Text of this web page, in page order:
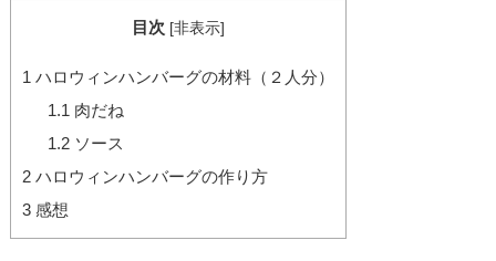
目次 [非表示]
1 ハロウィンハンバーグの材料（２人分）
1.1 肉だね
1.2ソース
2ハロウィンハンバーグの作り方
3感想